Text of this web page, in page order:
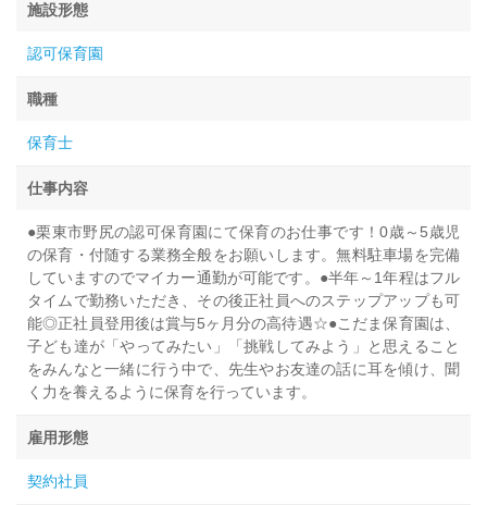
施設形態
認可保育園
職種
保育士
仕事内容
●栗東市野尻の認可保育園にて保育のお仕事です！0歳～5歳児
の保育・付随する業務全般をお願いします。無料駐車場を完備
していますのでマイカー通勤が可能です。●半年～1年程はフル
タイムで勤務いただき、その後正社員へのステップアップも可
能◎正社員登用後は賞与5ヶ月分の高待遇☆●こだま保育園は、
子ども達が「やってみたい」「挑戦してみよう」と思えること
をみんなと一緒に行う中で、先生やお友達の話に耳を傾け、聞
く力を養えるように保育を行っています。
雇用形態
契約社員